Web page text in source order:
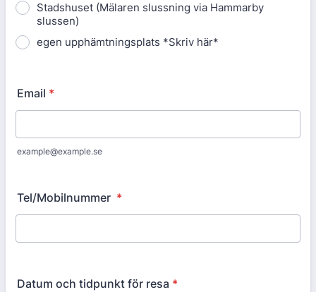
Stadshuset (Mälaren slussning via Hammarby
slussen)
egen upphämtningsplats *Skriv här*
Email *
example@example.se
Tel/Mobilnummer *
Datum och tidpunkt för resa *